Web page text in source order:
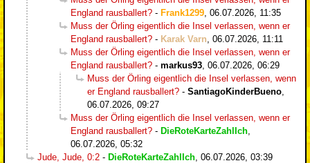
England rausballert? - Frank1299 06.07.2026, 11:35
Muss der Örling eigentlich die Insel verlassen, wenn er
England rausballert? - Karak Varn 06.07.2026, 11:11
Muss der Örling eigentlich die Insel verlassen, wenn er
England rausballert? - markus93 06.07.2026, 06:29
Muss der Örling eigentlich die Insel verlassen, wenn
er England rausballert? - SantiagoKinderBueno
06.07.2026, 09:27
Muss der Örling eigentlich die Insel verlassen, wenn er
England rausballert? - DieRoteKarteZahlIch
06.07.2026, 05:32
Jude, Jude, 0:2 - DieRoteKarteZahlIch 06.07.2026, 03:39